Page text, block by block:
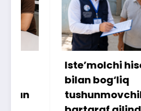
Iste’molchi
bilan bog‘liq
tushunmovchilik